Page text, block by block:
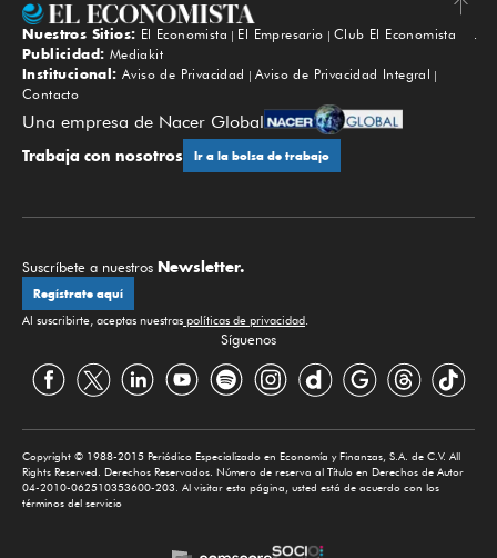
Subir
Nuestros Sitios: El Economista El Empresario
Club El Economista
Publicidad: Mediakit
Institucional: Aviso de Privacidad
Aviso de Privacidad Integral
Contacto
Una empresa de Nacer Global
Trabaja con nosotros Ir a la bolsa de trabajo
Suscríbete a nuestros Newsletter.
Regístrate aquí
Al suscribirte, aceptas nuestras políticas de privacidad.
Síguenos
Copyright © 1988-2015 Periódico Especializado en Economía y Finanzas, S.A. de C.V. All
Rights Reserved. Derechos Reservados. Número de reserva al Título en Derechos de Autor
04-2010-062510353600-203. Al visitar esta página, usted está de acuerdo con los
términos del servicio